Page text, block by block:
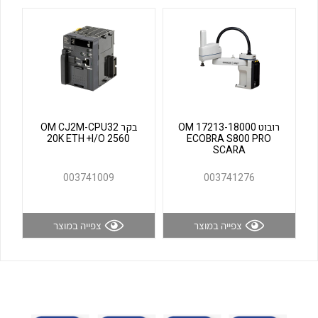
לכל מוצרי היצרן לכל מוצרי היצרן
רובוט OM 17213-18000
ECOBRA S800 PRO
SCARA
003741276
צפייה במוצר
בקר OM CJ2M-CPU32
20K ETH +I/O 2560
003741009
צפייה במוצר